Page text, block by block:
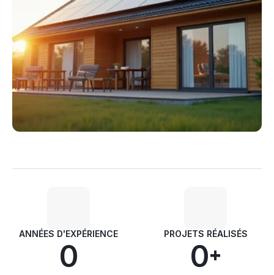
ANNÉES D'EXPÉRIENCE
0
PROJETS RÉALISÉS
0+